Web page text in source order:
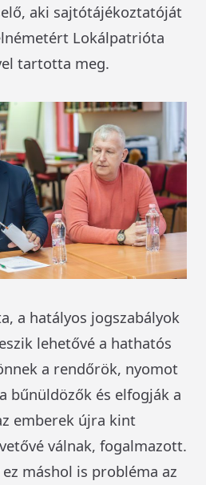
aki sajtótájékoztatóját
Lokálpatrióta
tartotta meg.
a hatályos jogszabályok
lehetővé a hathatós
a rendőrök, nyomot
bűnüldözők és elfogják a
emberek újra kint
válnak, fogalmazott.
máshol is probléma az